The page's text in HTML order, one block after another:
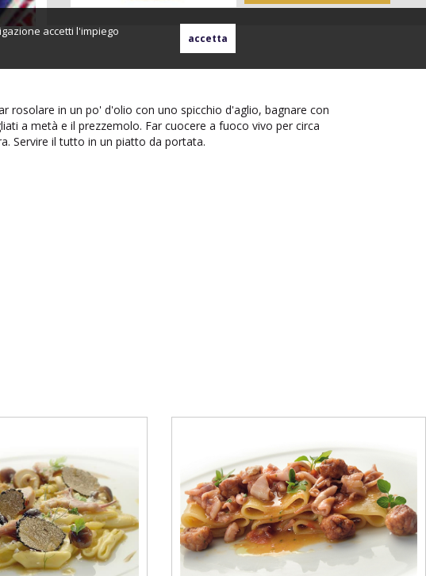
accetti l'impiego
rosolare in un po' d'olio con uno spicchio d'aglio, bagnare con
a metà e il prezzemolo. Far cuocere a fuoco vivo per circa
Servire il tutto in un piatto da portata.